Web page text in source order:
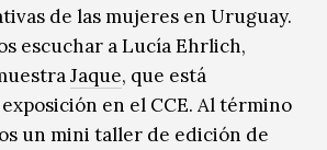
de las mujeres en Uruguay.
escuchar a Lucía Ehrlich,
Jaque, que está
en el CCE. Al término
un mini taller de edición de